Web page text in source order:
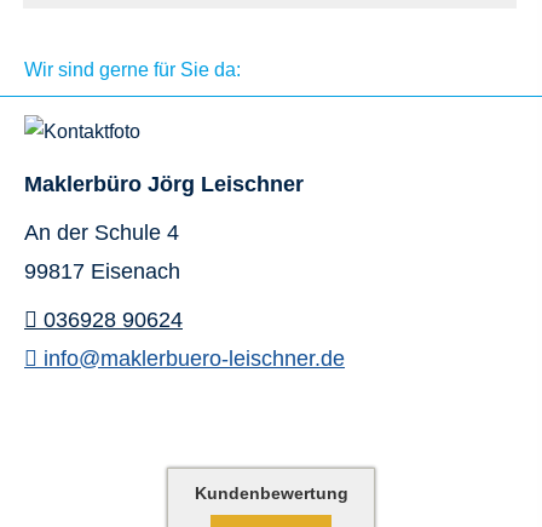
Wir sind gerne für Sie da:
Maklerbüro Jörg Leischner
An der Schule 4
99817 Eisenach
036928 90624
info@maklerbuero-leischner.de
Kundenbewertung